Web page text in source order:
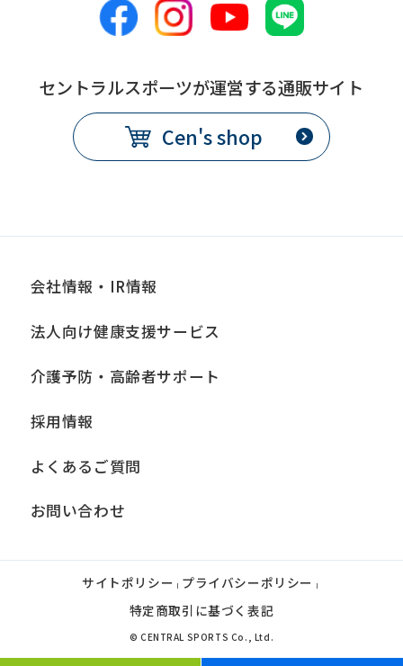
using
Automatic
セントラルスポーツが運営する通販サイト
Cen's shop
会社情報・IR情報
法人向け健康支援サービス
介護予防・高齢者サポート
採用情報
よくあるご質問
お問い合わせ
サイトポリシー | プライバシーポリシー |
特定商取引に基づく表記
© CENTRAL SPORTS Co., Ltd.